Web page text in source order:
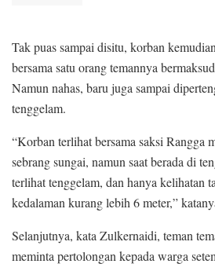
Tak puas sampai disitu, korban
bersama satu orang temannya
Namun nahas, baru juga sampai
tenggelam.
“Korban terlihat bersama saksi Rangga
sebrang sungai, namun saat berada di
terlihat tenggelam, dan hanya kelihatan
kedalaman kurang lebih 6 meter,”
Selanjutnya, kata Zulkernaidi, teman
meminta pertolongan kepada warga